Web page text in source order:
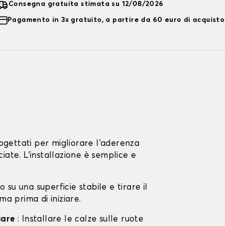
Consegna gratuita stimata su 12/08/2026
Pagamento in 3x gratuito, a partire da 60 euro di
per migliorare l'aderenza
L'installazione è semplice e
su una superficie stabile e tirare il
prima di iniziare.
: Installare le calze sulle ruote